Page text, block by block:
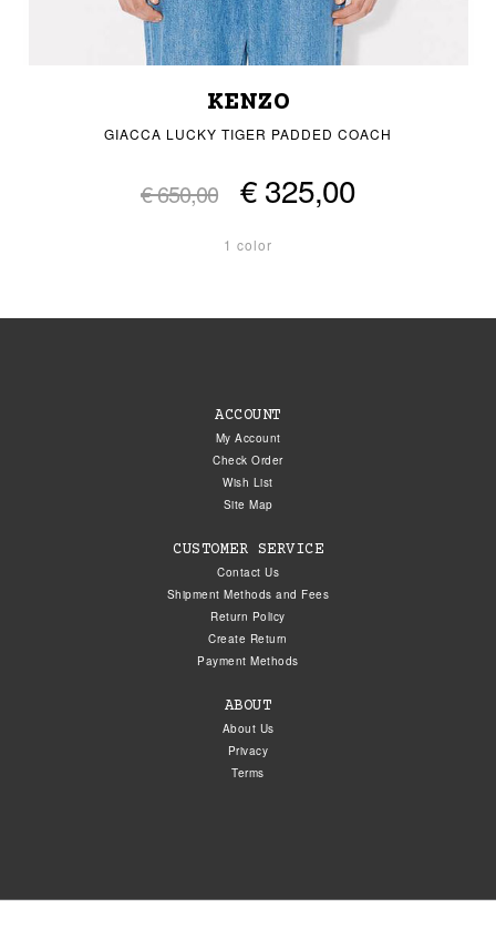
KENZO
GIACCA LUCKY TIGER PADDED COACH
€ 650,00 € 325,00
1 color
ACCOUNT
My Account
Check Order
Wish List
Site Map
CUSTOMER SERVICE
Contact Us
Shipment Methods and Fees
Return Policy
Create Return
Payment Methods
ABOUT
About Us
Privacy
Terms